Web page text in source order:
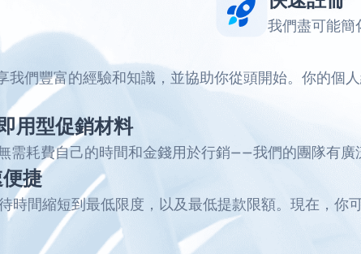
我們盡可能簡
我們豐富的經驗和知識，並協助你從頭開始。你的個
用型促銷材料
需耗費自己的時間和金錢用於行銷——我們的團隊有廣
捷
時間縮短到最低限度，以及最低提款限額。現在，你